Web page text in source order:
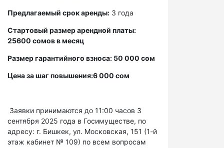
Предлагаемый срок аренды: 3 года
Стартовый размер арендной платы:
25600 сомов в месяц
Размер гарантийного взноса: 50 000 сом
Цена за шаг повышения:6 000 сом
Заявки принимаются до 11:00 часов 3
сентября 2025 года в Госимуществе, по
адресу: г. Бишкек, ул. Московская, 151 (1-й
этаж кабинет № 109) по всем вопросам